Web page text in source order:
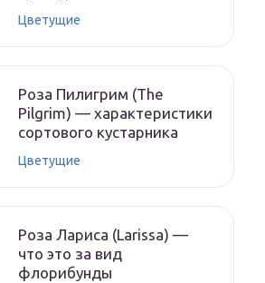
Цветущие
Роза Пилигрим (The
Pilgrim) — характеристики
сортового кустарника
Цветущие
Роза Лариса (Larissa) —
что это за вид
флорибунды